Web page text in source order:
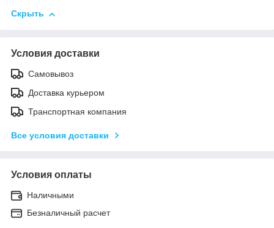
Скрыть
Условия доставки
Самовывоз
Доставка курьером
Транспортная компания
Все условия доставки
Условия оплаты
Наличными
Безналичный расчет